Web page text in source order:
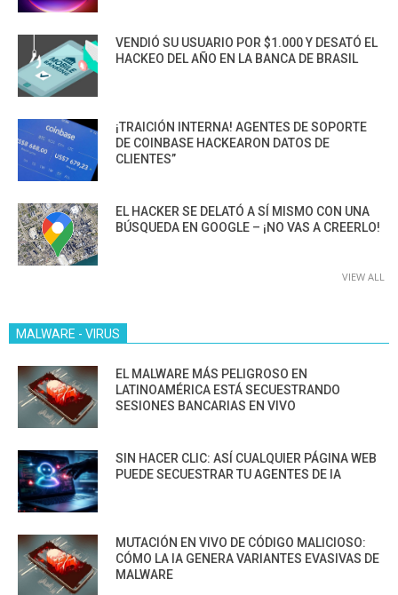
VENDIÓ SU USUARIO POR $1.000 Y DESATÓ EL
HACKEO DEL AÑO EN LA BANCA DE BRASIL
¡TRAICIÓN INTERNA! AGENTES DE SOPORTE
DE COINBASE HACKEARON DATOS DE
CLIENTES”
EL HACKER SE DELATÓ A SÍ MISMO CON UNA
BÚSQUEDA EN GOOGLE – ¡NO VAS A CREERLO!
VIEW ALL
MALWARE - VIRUS
EL MALWARE MÁS PELIGROSO EN
LATINOAMÉRICA ESTÁ SECUESTRANDO
SESIONES BANCARIAS EN VIVO
SIN HACER CLIC: ASÍ CUALQUIER PÁGINA WEB
PUEDE SECUESTRAR TU AGENTES DE IA
MUTACIÓN EN VIVO DE CÓDIGO MALICIOSO:
CÓMO LA IA GENERA VARIANTES EVASIVAS DE
MALWARE